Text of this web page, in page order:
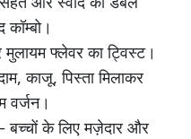
कॉम्बो।
फ्लेवर का ट्विस्ट।
काजू, पिस्ता मिलाकर
वर्जन।
बच्चों के लिए मज़ेदार और